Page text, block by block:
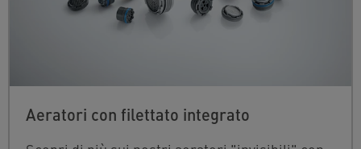
Aeratori con filettato integrato